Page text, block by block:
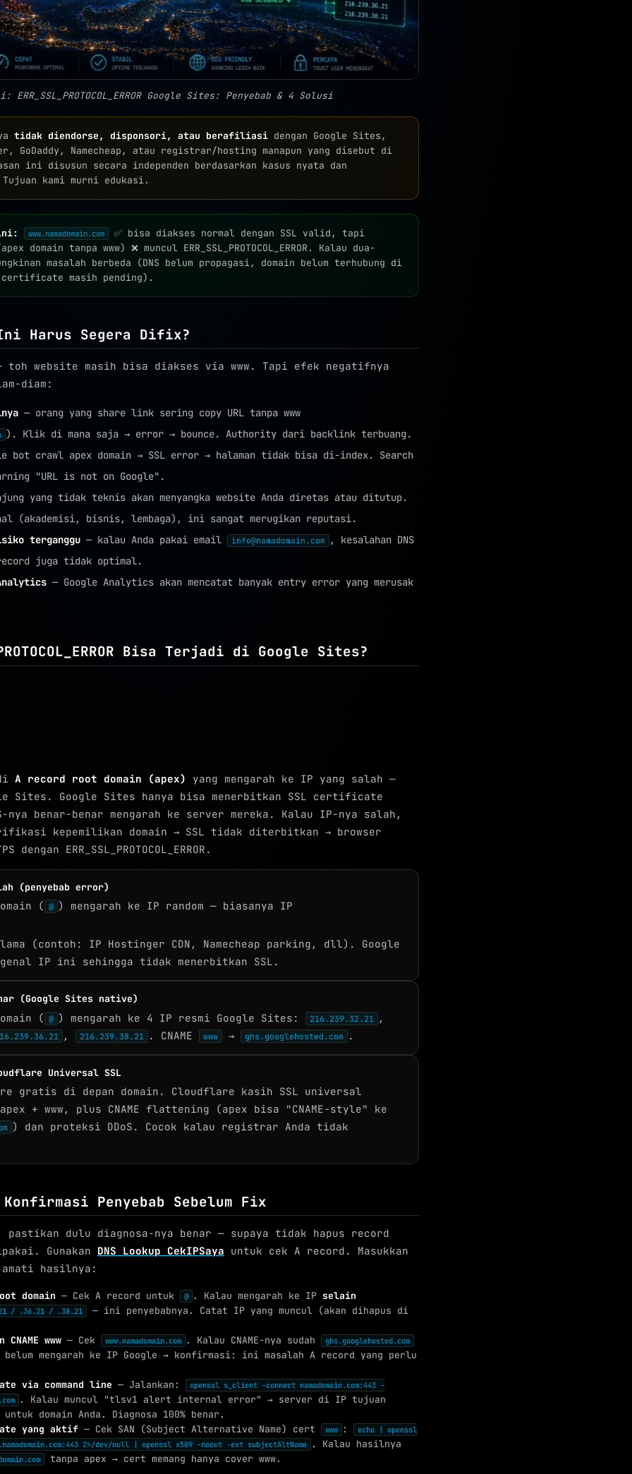
Google Sites: Penyebab & 4 Solusi
tidak diendorse, disponsori, atau berafiliasi dengan Google Sites,
GoDaddy, Namecheap, atau registrar/hosting manapun yang disebut di
ini disusun secara independen berdasarkan kasus nyata dan
kami murni edukasi.
www.namadomain.com
✅ bisa diakses normal dengan SSL valid, tapi
domain tanpa www) ❌ muncul ERR_SSL_PROTOCOL_ERROR. Kalau dua-
masalah berbeda (DNS belum propagasi, domain belum terhubung di
masih pending).
Ini Harus Segera Difix?
toh website masih bisa diakses via www. Tapi efek negatifnya
diam:
— orang yang share link sering copy URL tanpa www
). Klik di mana saja → error → bounce. Authority dari backlink terbuang.
bot crawl apex domain → SSL error → halaman tidak bisa di-index. Search
"URL is not on Google".
yang tidak teknis akan menyangka website Anda diretas atau ditutup.
(akademisi, bisnis, lembaga), ini sangat merugikan reputasi.
terganggu — kalau Anda pakai email info@namadomain.com
, kesalahan DNS
record juga tidak optimal.
— Google Analytics akan mencatat banyak entry error yang merusak
Bisa Terjadi di Google Sites?
A record root domain (apex)
yang mengarah ke IP yang salah —
Sites. Google Sites hanya bisa menerbitkan SSL certificate
nya benar-benar mengarah ke server mereka. Kalau IP-nya salah,
kepemilikan domain → SSL tidak diterbitkan → browser
ERR_SSL_PROTOCOL_ERROR.
(penyebab error)
( @ ) mengarah ke IP random — biasanya IP
(contoh: IP Hostinger CDN, Namecheap parking, dll). Google
IP ini sehingga tidak menerbitkan SSL.
(Google Sites native)
( @ ) mengarah ke 4 IP resmi Google Sites: 216.239.32.21 ,
, 216.239.38.21 . CNAME www → ghs.googlehosted.com .
Universal SSL
gratis di depan domain. Cloudflare kasih SSL universal
+ www, plus CNAME flattening (apex bisa "CNAME-style" ke
) dan proteksi DDoS. Cocok kalau registrar Anda tidak
Penyebab Sebelum Fix
pastikan dulu diagnosa-nya benar — supaya tidak hapus record
Gunakan DNS Lookup CekIPSaya untuk cek A record. Masukkan
amati hasilnya:
domain — Cek A record untuk @ . Kalau mengarah ke IP selain
/ .36.21 / .38.21 — ini penyebabnya. Catat IP yang muncul (akan dihapus di
www — Cek www.namadomain.com . Kalau CNAME-nya sudah ghs.googlehosted.com
mengarah ke IP Google → konfirmasi: ini masalah A record yang perlu
via command line — Jalankan:
openssl s_client -connect namadomain.com:443 -
. Kalau muncul "tlsv1 alert internal error" → server di IP tujuan
domain Anda. Diagnosa 100% benar.
yang aktif — Cek SAN (Subject Alternative Name) cert www :
echo | openssl
2>/dev/null | openssl x509 -noout -ext subjectAltName
. Kalau hasilnya
tanpa apex → cert memang hanya cover www.